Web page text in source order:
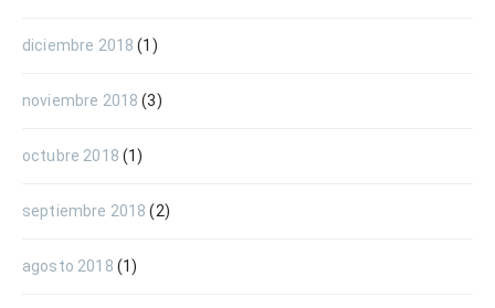
diciembre 2018 (1)
noviembre 2018 (3)
octubre 2018 (1)
septiembre 2018 (2)
agosto 2018 (1)